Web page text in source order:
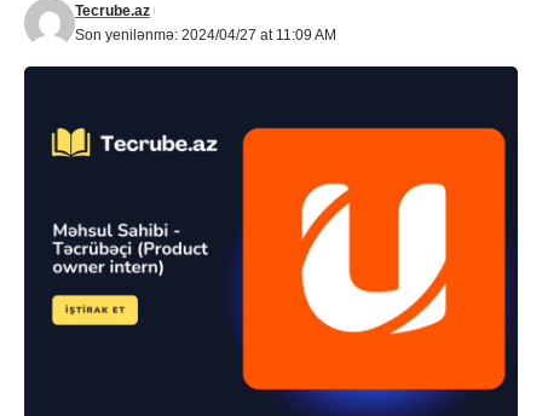
Son yenilənmə: 2024/04/27 at 11:09 AM
Tecrube.az